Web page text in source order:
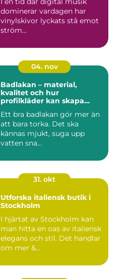
dominerar vardagen har
vinylskivor lyckats stå emot
ström...
04. nov
Badlakan – material,
kvalitet och hur
profilkläder kan skapa
Ett bra badlakan gör mer än
att bara torka. Det ska
kännas mjukt, suga upp
vatten sna...
31. okt
Utforska italiensk butik i
Stockholm
I hjärtat av Stockholm kan
man hitta en oas av italiensk
elegans och stil. Det handlar
om mer &...